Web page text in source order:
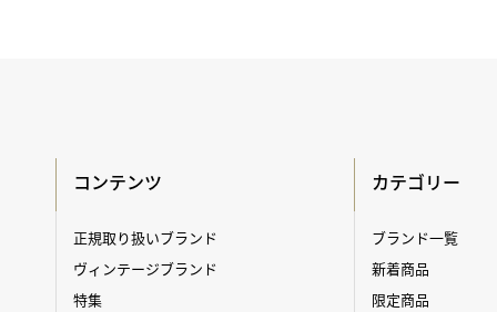
コンテンツ
正規取り扱いブランド
ヴィンテージブランド
特集
カテゴリー
ブランド一覧
新着商品
限定商品